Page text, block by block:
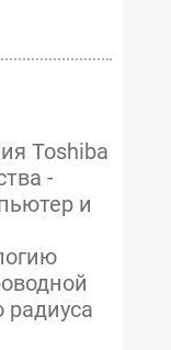
Toshiba
-
и